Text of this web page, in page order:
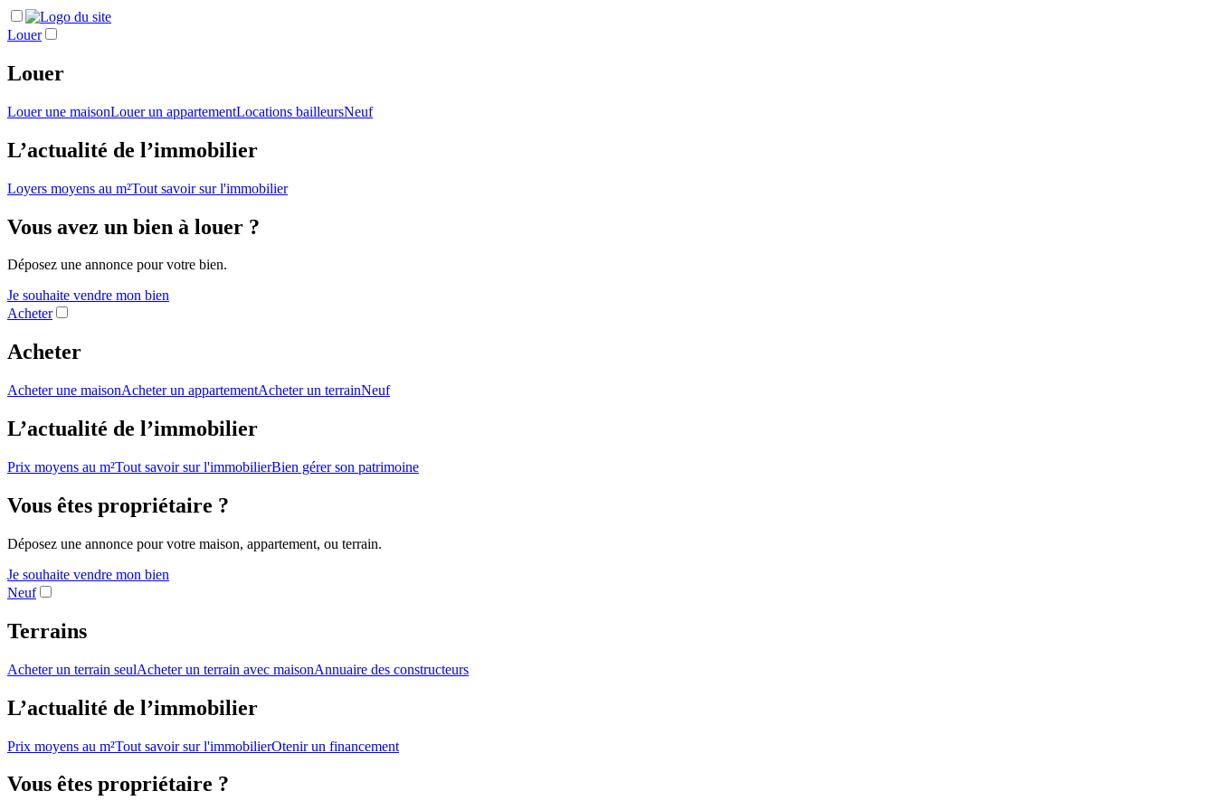
Louer
Louer
Louer une maisonLouer un appartementLocations bailleursNeuf
L’actualité de l’immobilier
Loyers moyens au m²Tout savoir sur l'immobilier
Vous avez un bien à louer ?
Déposez une annonce pour votre bien.
Je souhaite vendre mon bien
Acheter
Acheter
Acheter une maisonAcheter un appartementAcheter un terrainNeuf
L’actualité de l’immobilier
Prix moyens au m²Tout savoir sur l'immobilierBien gérer son patrimoine
Vous êtes propriétaire ?
Déposez une annonce pour votre maison, appartement, ou terrain.
Je souhaite vendre mon bien
Neuf
Terrains
Acheter un terrain seulAcheter un terrain avec maisonAnnuaire des constructeurs
L’actualité de l’immobilier
Prix moyens au m²Tout savoir sur l'immobilierOtenir un financement
Vous êtes propriétaire ?